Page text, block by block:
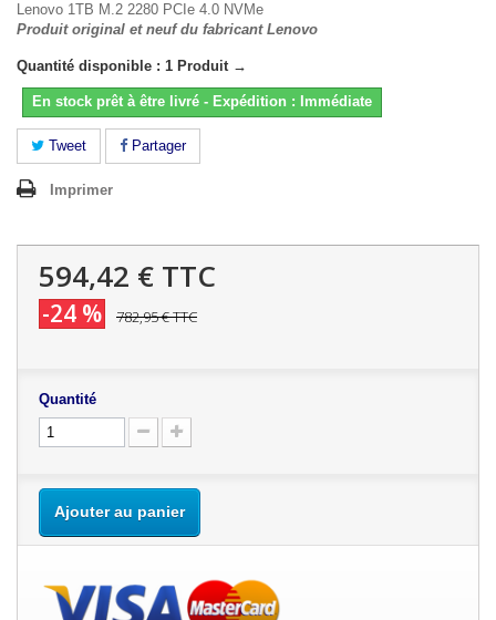
Lenovo 1TB M.2 2280 PCIe 4.0 NVMe
Produit original et neuf du fabricant Lenovo
Quantité disponible : 1 Produit →
En stock prêt à être livré - Expédition : Immédiate
Tweet Partager
Imprimer
594,42 € TTC
-24 % 782,95 €TTC
Quantité
Ajouter au panier